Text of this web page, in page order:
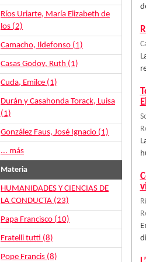
Ríos Uriarte, María Elizabeth de
los (2)
Camacho, Ildefonso (1)
Casas Godoy, Ruth (1)
Cuda, Emilce (1)
Durán y Casahonda Torack, Luisa
(1)
González Faus, José Ignacio (1)
... más
Materia
HUMANIDADES Y CIENCIAS DE
LA CONDUCTA (23)
Papa Francisco (10)
Fratelli tutti (8)
Pope Francis (8)